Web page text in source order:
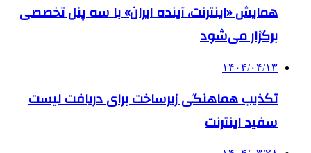
همایش «اینترنت، آینده ایران» با سه پنل تخصصی
برگزار می‌شود
۱۴۰۴/۰۴/۱۳
تکذیب هماهنگی زیرساخت برای دریافت لیست
سفید اینترنت